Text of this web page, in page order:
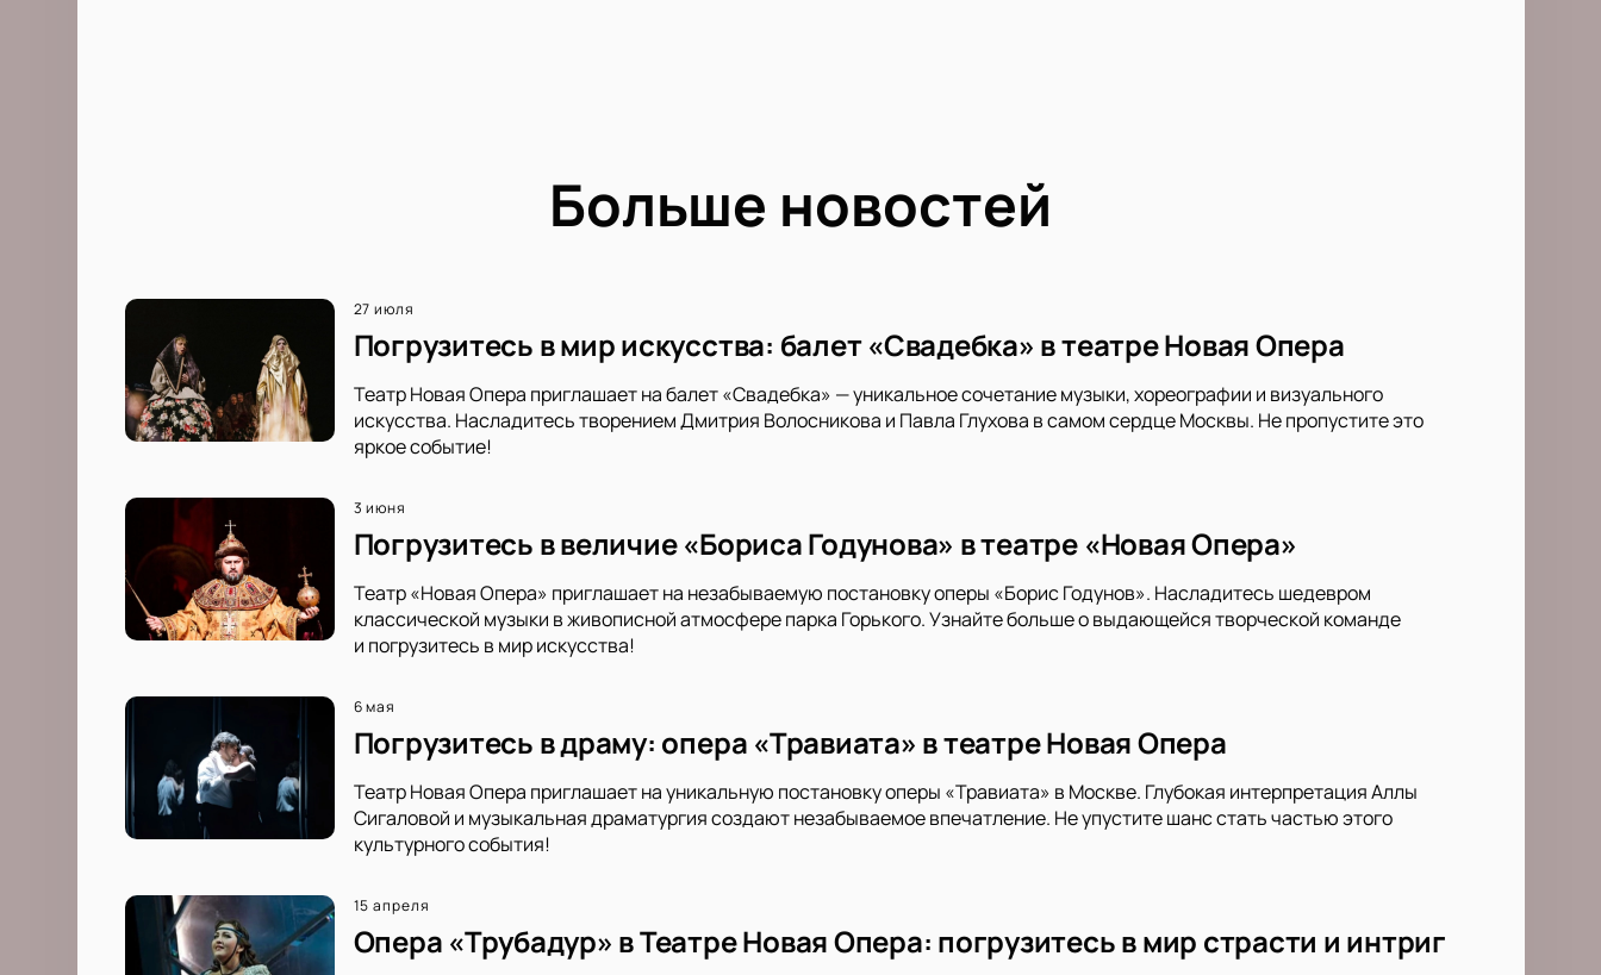
Больше новостей
27 июля
Погрузитесь в мир искусства: балет «Свадебка» в театре Новая Опера
Театр Новая Опера приглашает на балет «Свадебка» — уникальное сочетание музыки, хореографии и визуального
искусства. Насладитесь творением Дмитрия Волосникова и Павла Глухова в самом сердце Москвы. Не пропустите это
яркое событие!
3 июня
Погрузитесь в величие «Бориса Годунова» в театре «Новая Опера»
Театр «Новая Опера» приглашает на незабываемую постановку оперы «Борис Годунов». Насладитесь шедевром
классической музыки в живописной атмосфере парка Горького. Узнайте больше о выдающейся творческой команде
и погрузитесь в мир искусства!
6 мая
Погрузитесь в драму: опера «Травиата» в театре Новая Опера
Театр Новая Опера приглашает на уникальную постановку оперы «Травиата» в Москве. Глубокая интерпретация Аллы
Сигаловой и музыкальная драматургия создают незабываемое впечатление. Не упустите шанс стать частью этого
культурного события!
15 апреля
Опера «Трубадур» в Театре Новая Опера: погрузитесь в мир страсти и интриг